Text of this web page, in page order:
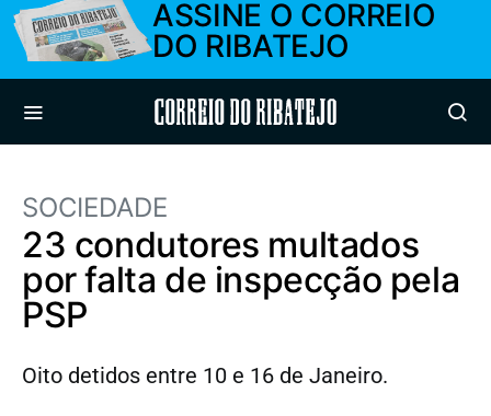
ASSINE O CORREIO
DO RIBATEJO
Correio do Ribatejo
SOCIEDADE
23 condutores multados
por falta de inspecção pela
PSP
Oito detidos entre 10 e 16 de Janeiro.